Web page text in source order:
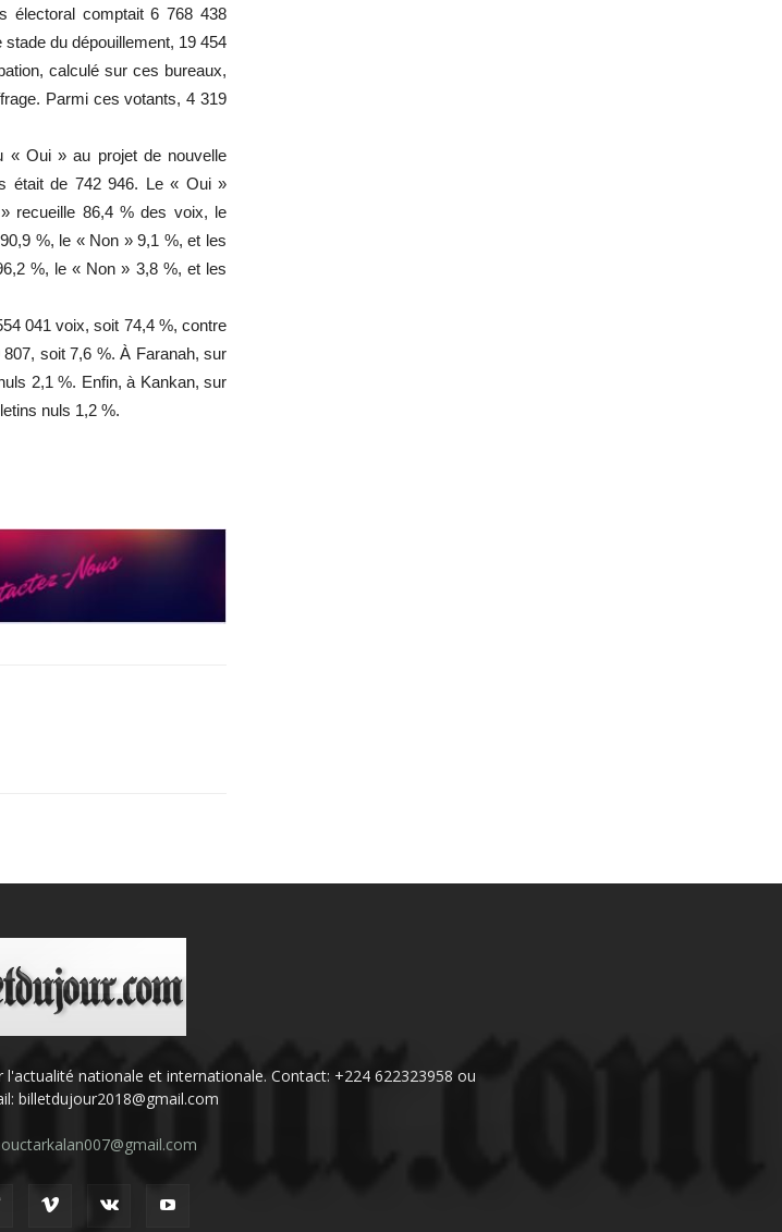
électoral comptait 6 768 438
du dépouillement, 19 454
calculé sur ces bureaux,
Parmi ces votants, 4 319
« Oui » au projet de nouvelle
était de 742 946. Le « Oui »
recueille 86,4 % des voix, le
%, le « Non » 9,1 %, et les
%, le « Non » 3,8 %, et les
041 voix, soit 74,4 %, contre
soit 7,6 %. À Faranah, sur
2,1 %. Enfin, à Kankan, sur
nuls 1,2 %.
nationale et internationale. Contact: +224 622323958 ou
billetdujour2018@gmail.com